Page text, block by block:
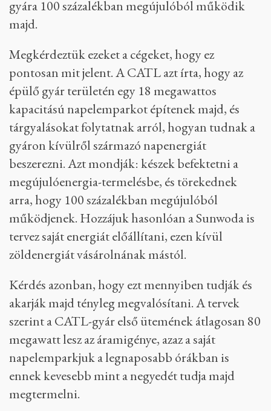
gyára 100 százalékban megújulóból működik
majd.
Megkérdeztük ezeket a cégeket, hogy ez
pontosan mit jelent. A CATL azt írta, hogy az
épülő gyár területén egy 18 megawattos
kapacitású napelemparkot építenek majd, és
tárgyalásokat folytatnak arról, hogyan tudnak a
gyáron kívülről származó napenergiát
beszerezni. Azt mondják: készek befektetni a
megújulóenergia-termelésbe, és törekednek
arra, hogy 100 százalékban megújulóból
működjenek. Hozzájuk hasonlóan a Sunwoda is
tervez saját energiát előállítani, ezen kívül
zöldenergiát vásárolnának mástól.
Kérdés azonban, hogy ezt mennyiben tudják és
akarják majd tényleg megvalósítani. A tervek
szerint a CATL-gyár első ütemének átlagosan 80
megawatt lesz az áramigénye, azaz a saját
napelemparkjuk a legnaposabb órákban is
ennek kevesebb mint a negyedét tudja majd
megtermelni.